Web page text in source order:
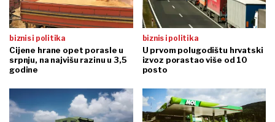
biznis i politika
Cijene hrane opet porasle u
srpnju, na najvišu razinu u 3,5
godine
biznis i politika
U prvom polugodištu hrvatski
izvoz porastao više od 10
posto